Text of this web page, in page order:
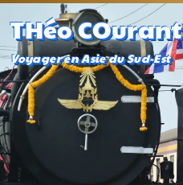
THéo COurant
Voyager en Asie du Sud-Est